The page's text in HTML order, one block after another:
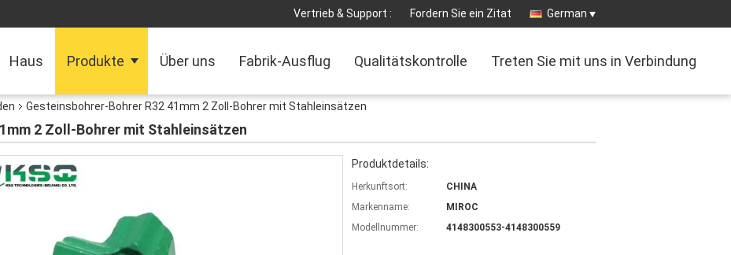
Vertrieb & Support : Fordern Sie ein Zitat German
Haus Produkte Über uns Fabrik-Ausflug Qualitätskontrolle Treten Sie mit uns in Verbindung
Gesteinsbohrer-Bohrer R32 41mm 2 Zoll-Bohrer mit Stahleinsätzen
2 Zoll-Bohrer mit Stahleinsätzen
Produktdetails:
Herkunftsort:
CHINA
Markenname:
MIROC
Modellnummer:
4148300553-4148300559